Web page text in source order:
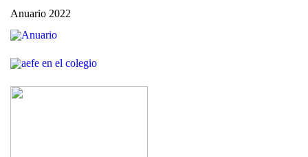
Anuario 2022